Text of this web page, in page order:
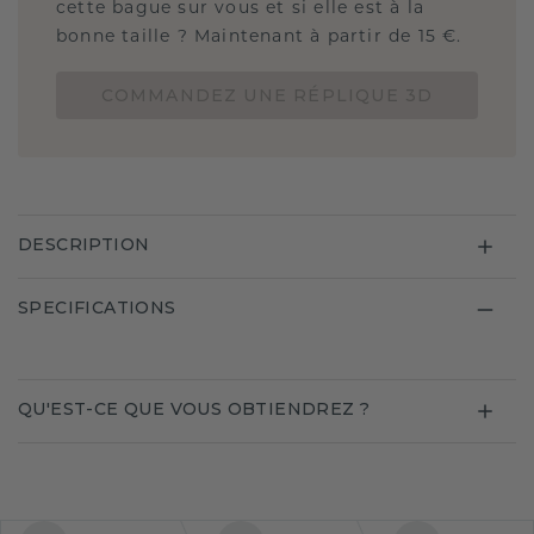
cette bague sur vous et si elle est à la
bonne taille ? Maintenant à partir de 15 €.
DESCRIPTION
SPECIFICATIONS
QU'EST-CE QUE VOUS OBTIENDREZ ?